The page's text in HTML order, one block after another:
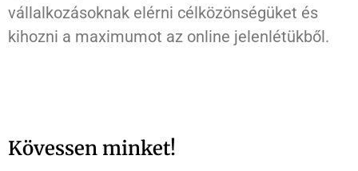
vállalkozásoknak elérni célközönségüket és
kihozni a maximumot az online jelenlétükből.
Kövessen minket!